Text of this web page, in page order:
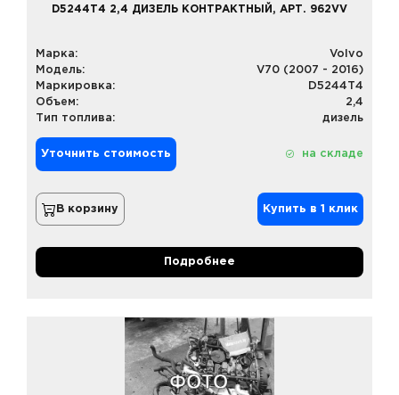
D5244T4 2,4 ДИЗЕЛЬ КОНТРАКТНЫЙ, АРТ. 962VV
Марка:
Volvo
Модель:
V70 (2007 - 2016)
Маркировка:
D5244T4
Объем:
2,4
Тип топлива:
дизель
Уточнить стоимость на складе
В корзину Купить в 1 клик
Подробнее